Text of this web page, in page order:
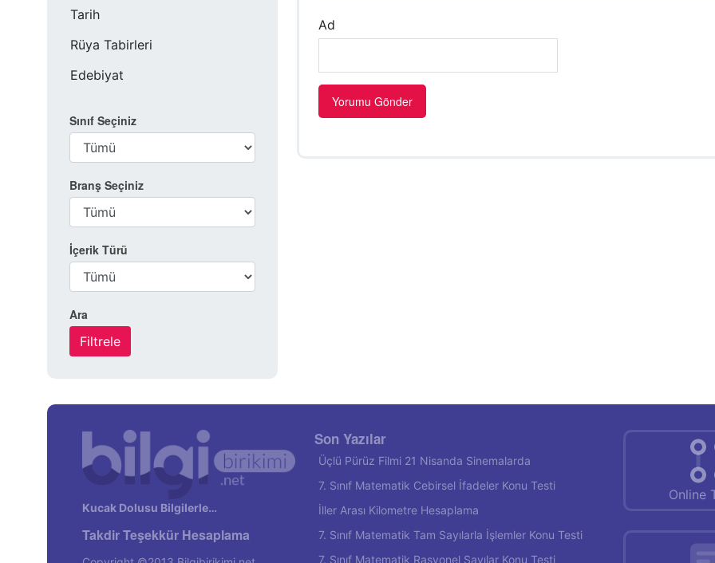
Tarih
Rüya Tabirleri
Edebiyat
Sınıf Seçiniz
Branş Seçiniz
İçerik Türü
Ara
Ad
Kucak Dolusu Bilgilerle…
Takdir Teşekkür Hesaplama
Son Yazılar
Üçlü Pürüz Filmi 21 Nisanda Sinemalarda
7. Sınıf Matematik Cebirsel İfadeler Konu Testi
İller Arası Kilometre Hesaplama
7. Sınıf Matematik Tam Sayılarla İşlemler Konu Testi
7. Sınıf Matematik Rasyonel Sayılar Konu Testi
Online